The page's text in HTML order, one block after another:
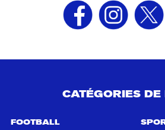
CATÉGORIES DE
FOOTBALL